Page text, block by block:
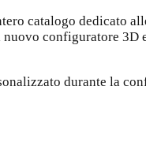
catalogo dedicato
configuratore
durante la